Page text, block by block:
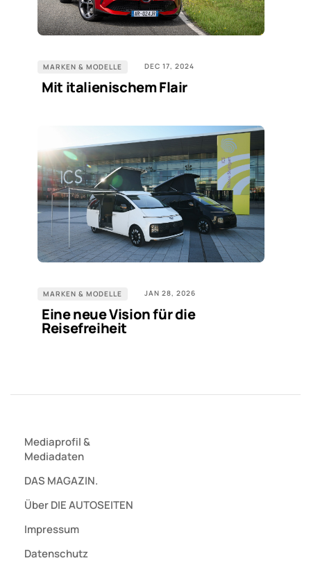
MARKEN & MODELLE DEC 17, 2024
Mit italienischem Flair
MARKEN & MODELLE JAN 28, 2026
Eine neue Vision für die
Reisefreiheit
Mediaprofil&
Mediadaten
DAS MAGAZIN.
Über DIE AUTOSEITEN
Impressum
Datenschutz